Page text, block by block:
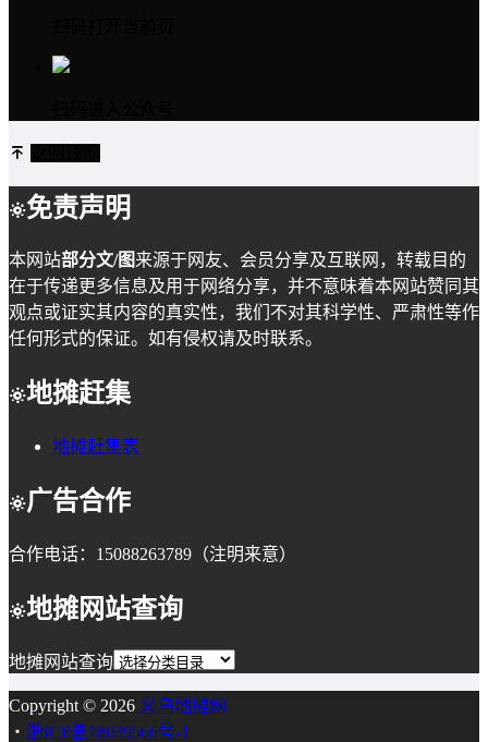
免责声明
本网站部分文/图来源于网友、会员分享及互联网，转载目的
在于传递更多信息及用于网络分享，并不意味着本网站赞同其
观点或证实其内容的真实性，我们不对其科学性、严肃性等作
任何形式的保证。如有侵权请及时联系。
地摊赶集
地摊赶集表
广告合作
合作电话：15088263789（注明来意）
地摊网站查询
地摊网站查询
Copyright © 2026 义乌地摊网
・ 浙ICP备18039566号-1